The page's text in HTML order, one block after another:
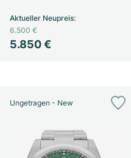
5.850 €
Aktueller Neupreis:
6.500 €
Ungetragen - New